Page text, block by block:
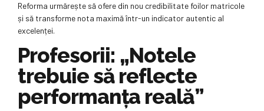
Reforma urmărește să ofere din nou credibilitate foilor matricole
și să transforme nota maximă într-un indicator autentic al
excelenței.
Profesorii: „Notele
trebuie să reflecte
performanța reală”